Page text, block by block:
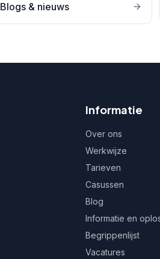
Blogs & nieuws
Informatie
Over ons
Werkwijze
Tarieven
Casussen
Blog
Informatie en
Begrippenlijst
Vacatures